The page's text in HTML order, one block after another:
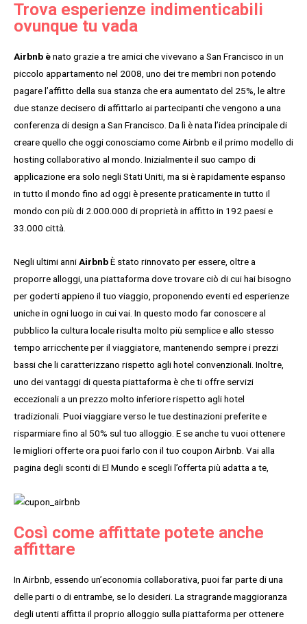
Trova esperienze indimenticabili
ovunque tu vada
Airbnb ènato grazie a tre amici che vivevano a San Francisco in un
piccolo appartamento nel 2008, uno dei tre membri non potendo
pagare l’affitto della sua stanza che era aumentato del 25%, le altre
due stanze decisero di affittarlo ai partecipanti che vengono a una
conferenza di design a San Francisco. Da lì è nata l’idea principale di
creare quello che oggi conosciamo come Airbnb e il primo modello di
hosting collaborativo al mondo. Inizialmente il suo campo di
applicazione era solo negli Stati Uniti, ma si è rapidamente espanso
in tutto il mondo fino ad oggi è presente praticamente in tutto il
mondo con più di 2.000.000 di proprietà in affitto in 192 paesi e
33.000 città.
Negli ultimi anniAirbnbÈ stato rinnovato per essere, oltre a
proporre alloggi, una piattaforma dove trovare ciò di cui hai bisogno
per goderti appieno il tuo viaggio, proponendo eventi ed esperienze
uniche in ogni luogo in cui vai. In questo modo far conoscere al
pubblico la cultura locale risulta molto più semplice e allo stesso
tempo arricchente per il viaggiatore, mantenendo sempre i prezzi
bassi che li caratterizzano rispetto agli hotel convenzionali. Inoltre,
uno dei vantaggi di questa piattaforma è che ti offre servizi
eccezionali a un prezzo molto inferiore rispetto agli hotel
tradizionali. Puoi viaggiare verso le tue destinazioni preferite e
risparmiare fino al 50% sul tuo alloggio. E se anche tu vuoi ottenere
le migliori offerte ora puoi farlo con il tuo coupon Airbnb. Vai alla
pagina degli sconti di El Mundo e scegli l’offerta più adatta a te,
Così come affittate potete anche
affittare
In Airbnb, essendo un’economia collaborativa, puoi far parte di una
delle parti o di entrambe, se lo desideri. La stragrande maggioranza
degli utenti affitta il proprio alloggio sulla piattaforma per ottenere